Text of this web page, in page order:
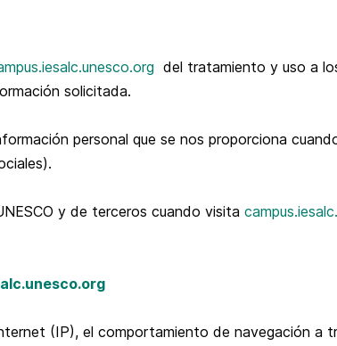
del tratamiento y uso a
solicitada.
personal que se nos proporciona
y de terceros cuando visita
(IP), el comportamiento de navegación a